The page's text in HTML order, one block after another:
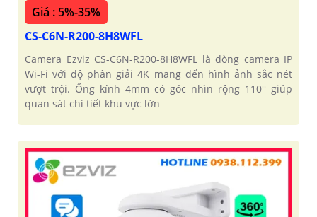
Giá : 5%-35%
CS-C6N-R200-8H8WFL
Camera Ezviz CS-C6N-R200-8H8WFL là dòng camera IP
Wi-Fi với độ phân giải 4K mang đến hình ảnh sắc nét
vượt trội. Ống kính 4mm có góc nhìn rộng 110° giúp
quan sát chi tiết khu vực lớn